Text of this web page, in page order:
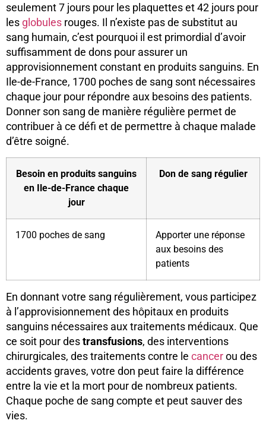
seulement 7 jours pour les plaquettes et 42 jours pour
les globules rouges. Il n’existe pas de substitut au
sang humain, c’est pourquoi il est primordial d’avoir
suffisamment de dons pour assurer un
approvisionnement constant en produits sanguins. En
Ile-de-France, 1700 poches de sang sont nécessaires
chaque jour pour répondre aux besoins des patients.
Donner son sang de manière régulière permet de
contribuer à ce défi et de permettre à chaque malade
d’être soigné.
Besoin en produits sanguins
en Ile-de-France chaque
jour
Don de sang régulier
1700 poches de sang
Apporter une réponse
aux besoins des
patients
En donnant votre sang régulièrement, vous participez
à l’approvisionnement des hôpitaux en produits
sanguins nécessaires aux traitements médicaux. Que
ce soit pour destransfusions, des interventions
chirurgicales, des traitements contre le cancerou des
accidents graves, votre don peut faire la différence
entre la vie et la mort pour de nombreux patients.
Chaque poche de sang compte et peut sauver des
vies.